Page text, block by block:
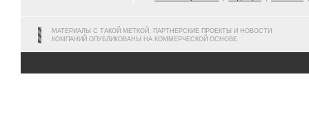
МАТЕРИАЛЫ С ТАКОЙ МЕТКОЙ, ПАРТНЕРСКИЕ ПРОЕКТЫ И НОВОСТИ
КОМПАНИЙ ОПУБЛИКОВАНЫ НА КОММЕРЧЕСКОЙ ОСНОВЕ